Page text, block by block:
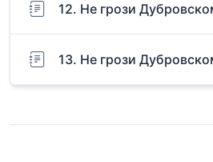
12. Не грози
13. Не грози